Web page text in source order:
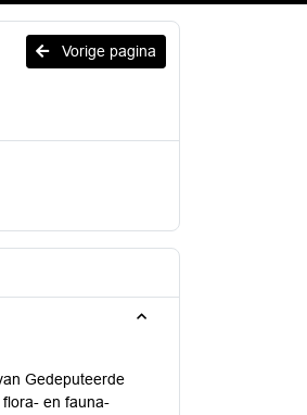
Vorige pagina
Gedeputeerde
en fauna-